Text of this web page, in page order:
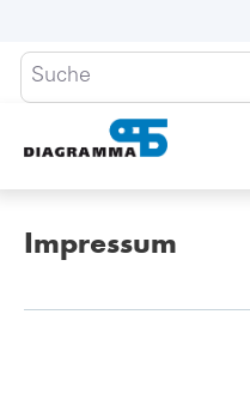
Impressum​